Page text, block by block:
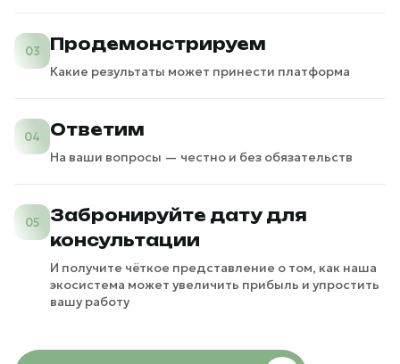
03 Продемонстрируем
Какие результаты может принести платформа
04 Ответим
На ваши вопросы — честно и без обязательств
05
Забронируйте дату для
консультации
И получите чёткое представление о том, как наша
экосистема может увеличить прибыль и упростить
вашу работу